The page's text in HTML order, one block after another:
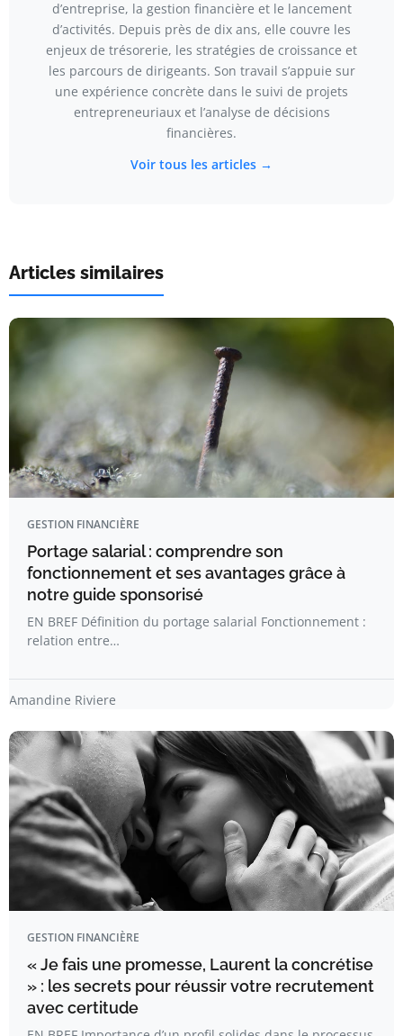
d’entreprise, la gestion financière et le lancement
d’activités. Depuis près de dix ans, elle couvre les
enjeux de trésorerie, les stratégies de croissance et
les parcours de dirigeants. Son travail s’appuie sur
une expérience concrète dans le suivi de projets
entrepreneuriaux et l’analyse de décisions
financières.
Voir tous les articles →
Articles similaires
GESTION FINANCIÈRE
Portage salarial : comprendre son
fonctionnement et ses avantages grâce à
notre guide sponsorisé
EN BREF Définition du portage salarial Fonctionnement :
relation entre…
Amandine Riviere
GESTION FINANCIÈRE
« Je fais une promesse, Laurent la concrétise
» : les secrets pour réussir votre recrutement
avec certitude